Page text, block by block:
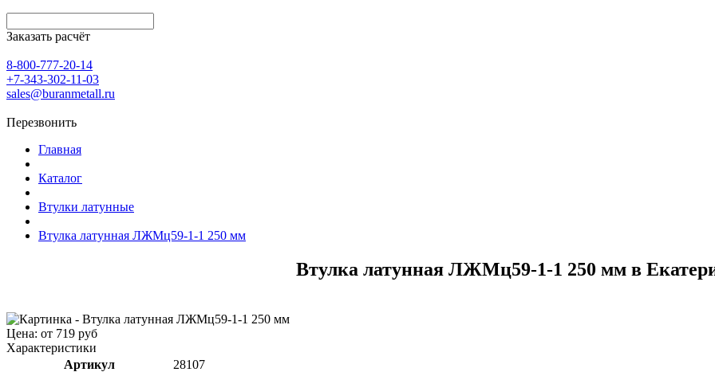
Заказать расчёт
8-800-777-20-14
+7-343-302-11-03
sales@buranmetall.ru
Перезвонить
Главная
Каталог
Втулки латунные
Втулка латунная ЛЖМц59-1-1 250 мм
Втулка латунная ЛЖМц59-1-1 250 мм в
Цена: от 719 руб
Характеристики
Артикул
28107